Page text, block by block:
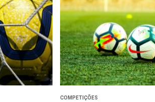
COMPETIÇÕES